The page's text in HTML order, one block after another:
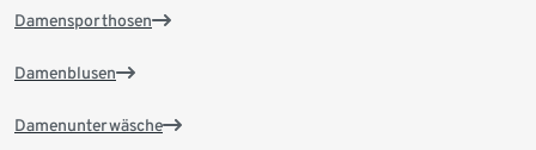
Damensporthosen
Damenblusen
Damenunterwäsche